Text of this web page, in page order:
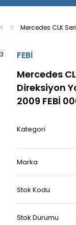
Mercedes CLK
FEBİ
Mercedes
Direksiyon
2009 FEBİ
Kategori
Marka
Stok Kodu
Stok Durumu